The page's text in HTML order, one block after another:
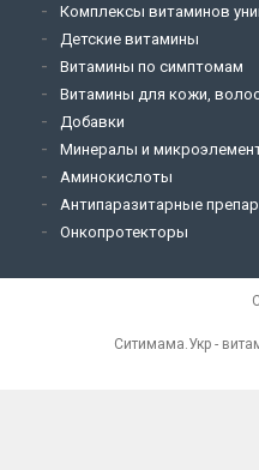
Комплексы витаминов
Детские витамины
Витамины по симптомам
Витамины для кожи, волос
Добавки
Минералы и
Аминокислоты
Антипаразитарные
Онкопротекторы